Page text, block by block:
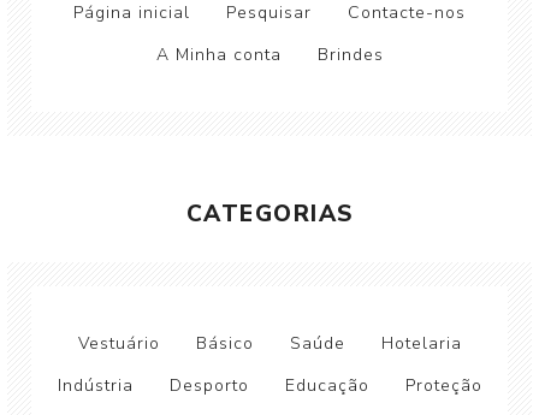
Página inicial Pesquisar
Contacte-nos
A Minha conta
Brindes
CATEGORIAS
Vestuário Básico Saúde
Hotelaria
Indústria
Desporto Educação
Proteção